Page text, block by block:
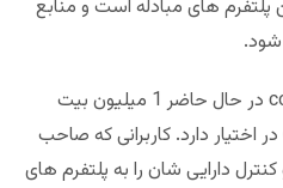
پلتفرم های مبادله است و منابع
شود.
طبق داده های موجود، coinbase در حال حاضر 1 میلیون بیت
دلار) در اختیار دارد. کاربرانی که صاحب
دارایی شان را به پلتفرم های